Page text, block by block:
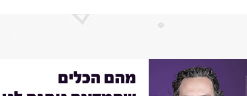
מהם הכלים